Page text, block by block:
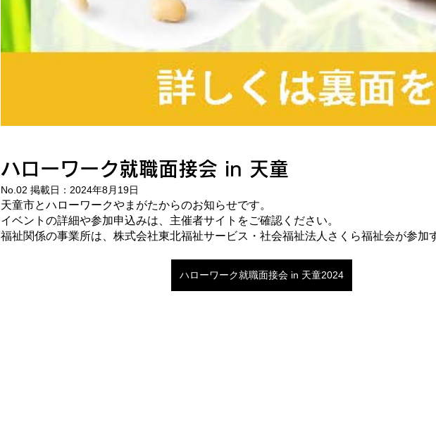
ハローワーク就職面接会 in 天童
No.02 掲載日：2024年8月19日
天童市とハローワークやまがたからのお知らせです。
イベントの詳細や参加申込みは、主催者サイトをご確認ください。
福祉関係の事業所は、株式会社東北福祉サービス・社会福祉法人さくら福祉会が参加
ハローワーク就職面接会 in 天童2024